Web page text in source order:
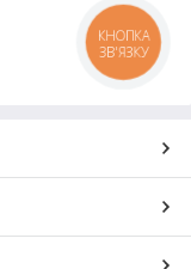
КНОПКА
ЗВ'ЯЗКУ